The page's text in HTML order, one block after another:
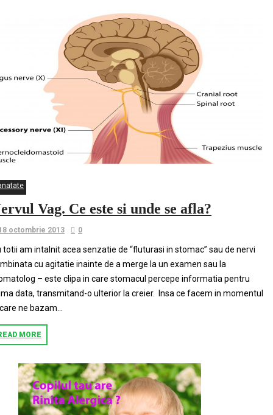
Vag. Ce este si unde se afla?
octombrie 2013 0
totii am intalnit acea senzatie de “fluturasi in stomac” sau de nervi
cu agitatie inainte de a merge la un examen sau la
– este clipa in care stomacul percepe informatia pentru
data, transmitand-o ulterior la creier. Insa ce facem in momentul
ne bazam...
MORE